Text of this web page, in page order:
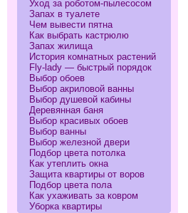
Уход за роботом-пылесосом
Запах в туалете
Чем вывести пятна
Как выбрать кастрюлю
Запах жилища
История комнатных растений
Fly-lady — быстрый порядок
Выбор обоев
Выбор акриловой ванны
Выбор душевой кабины
Деревянная баня
Выбор красивых обоев
Выбор ванны
Выбор железной двери
Подбор цвета потолка
Как утеплить окна
Защита квартиры от воров
Подбор цвета пола
Как ухаживать за ковром
Уборка квартиры